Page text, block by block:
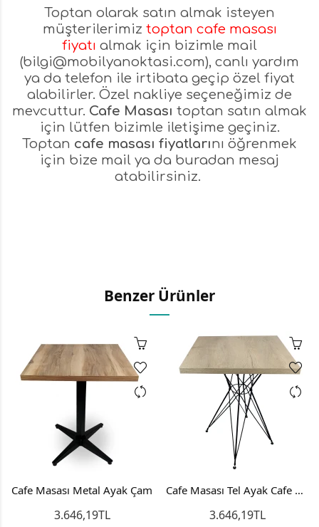
Toptan olarak satın almak isteyen
müşterilerimiz toptan cafe masası
fiyatı almak için bizimle mail
(bilgi@mobilyanoktasi.com), canlı yardım
ya da telefon ile irtibata geçip özel fiyat
alabilirler. Özel nakliye seçeneğimiz de
mevcuttur. Cafe Masası toptan satın almak
için lütfen bizimle iletişime geçiniz.
Toptan cafe masası fiyatlarını öğrenmek
için bize mail ya da buradan mesaj
atabilirsiniz.
Benzer Ürünler
Cafe Masası Metal Ayak Çam
3.646,19TL
Cafe Masası Tel Ayak Cafe Masa Çam
3.646,19TL